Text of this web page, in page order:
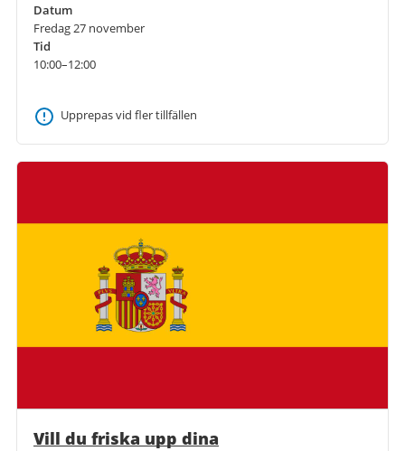
Datum
Fredag 27 november
Tid
10:00–12:00
Upprepas vid fler tillfällen
Vill du friska upp dina